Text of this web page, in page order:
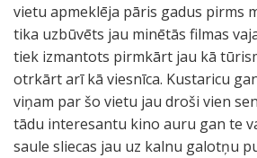
vietu apmeklēja pāris gadus pirms
tika uzbūvēts jau minētās filmas
tiek izmantots pirmkārt jau kā
otrkārt arī kā viesnīca. Kustaricu
viņam par šo vietu jau droši vien
tādu interesantu kino auru gan te
saule sliecas jau uz kalnu galotņu